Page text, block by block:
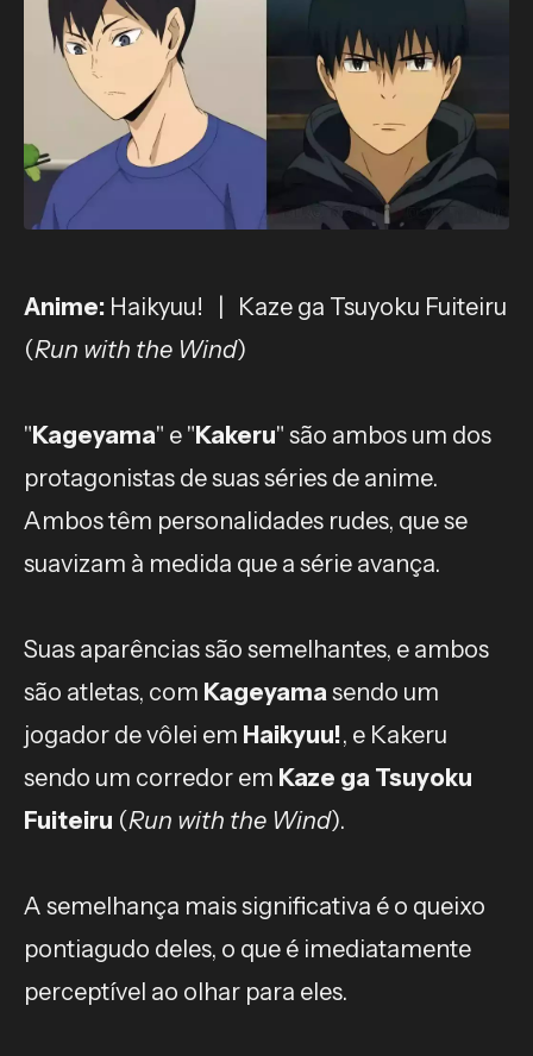
Anime: Haikyuu! | Kaze ga Tsuyoku Fuiteiru
(Run with the Wind)
"Kageyama" e "Kakeru" são ambos um dos
protagonistas de suas séries de anime.
Ambos têm personalidades rudes, que se
suavizam à medida que a série avança.
Suas aparências são semelhantes, e ambos
são atletas, com Kageyamasendo um
jogador de vôlei em Haikyuu!, e Kakeru
sendo um corredor em Kaze ga Tsuyoku
Fuiteiru (Run with the Wind).
A semelhança mais significativa é o queixo
pontiagudo deles, o que é imediatamente
perceptível ao olhar para eles.